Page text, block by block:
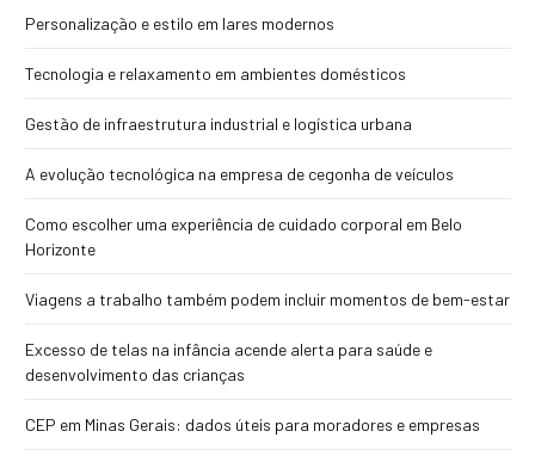
Personalização e estilo em lares modernos
Tecnologia e relaxamento em ambientes domésticos
Gestão de infraestrutura industrial e logística urbana
A evolução tecnológica na empresa de cegonha de veículos
Como escolher uma experiência de cuidado corporal em Belo
Horizonte
Viagens a trabalho também podem incluir momentos de bem-estar
Excesso de telas na infância acende alerta para saúde e
desenvolvimento das crianças
CEP em Minas Gerais: dados úteis para moradores e empresas